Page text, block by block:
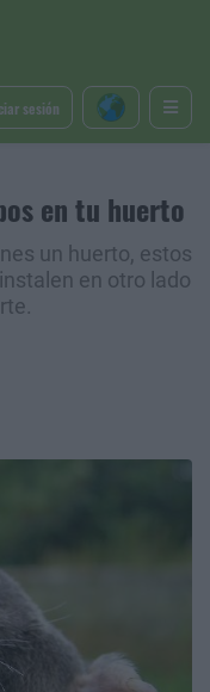
sesión
en tu huerto
un huerto, estos
en otro lado